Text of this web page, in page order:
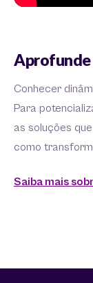
Aprofunde
Conhecer
Para
as soluções
como
Saiba mais